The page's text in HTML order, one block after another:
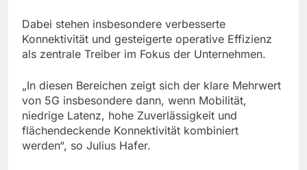
Dabei stehen insbesondere verbesserte
Konnektivität und gesteigerte operative Effizienz
als zentrale Treiber im Fokus der Unternehmen.
„In diesen Bereichen zeigt sich der klare Mehrwert
von 5G insbesondere dann, wenn Mobilität,
niedrige Latenz, hohe Zuverlässigkeit und
flächendeckende Konnektivität kombiniert
werden“, so Julius Hafer.